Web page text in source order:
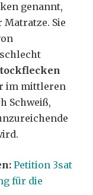
genannt,
Sie
im mittleren
Schweiß,
Petition 3sat
für die